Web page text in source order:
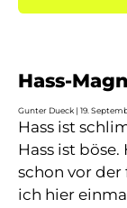
Hass-
Gunter Dueck 19.
Hass ist
Hass ist
schon vor
ich hier